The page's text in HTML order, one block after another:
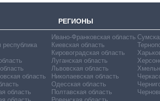
РЕГИОНЫ
область
область
Ивано-Франковская область
Киевская область
Кировоградская область
Луганская область
Львовская область
Николаевская область
Одесская область
Полтавская область